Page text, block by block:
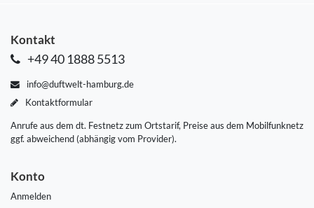
Kontakt
+49 40 1888 5513
info@duftwelt-hamburg.de
Kontaktformular
Anrufe aus dem dt. Festnetz zum Ortstarif, Preise aus dem Mobilfunknetz
ggf. abweichend (abhängig vom Provider).
Konto
Anmelden